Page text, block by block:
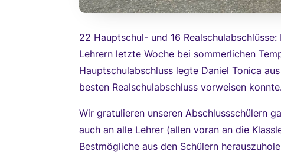
22 Hauptschul- und 16
Lehrern letzte Woche bei sommerlichen
Hauptschulabschluss legte Daniel Tonica
besten Realschulabschluss vorweisen konnte.
Wir gratulieren unseren Abschlussschülern
auch an alle Lehrer (allen voran an die
Bestmögliche aus den Schülern